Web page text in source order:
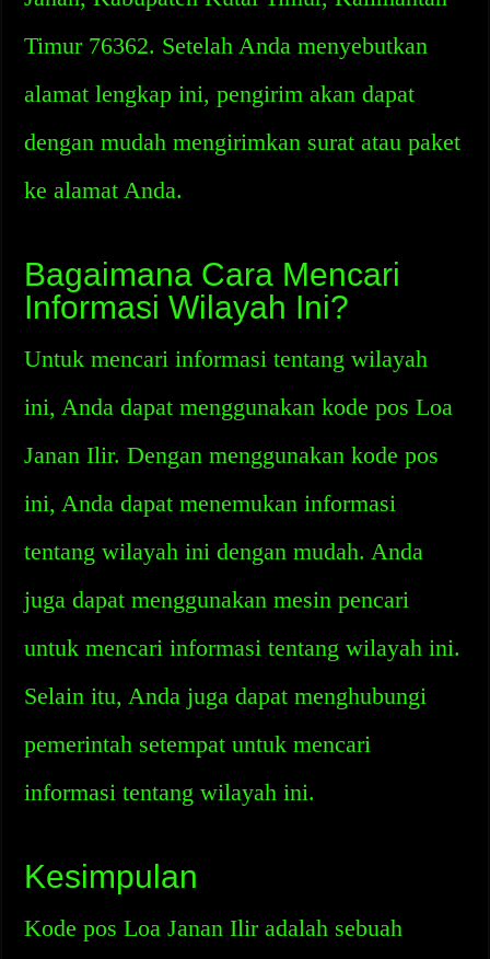
Timur 76362. Setelah Anda menyebutkan
alamat lengkap ini, pengirim akan dapat
dengan mudah mengirimkan surat atau paket
ke alamat Anda.
Bagaimana Cara Mencari
Informasi Wilayah Ini?
Untuk mencari informasi tentang wilayah
ini, Anda dapat menggunakan kode pos Loa
Janan Ilir. Dengan menggunakan kode pos
ini, Anda dapat menemukan informasi
tentang wilayah ini dengan mudah. Anda
juga dapat menggunakan mesin pencari
untuk mencari informasi tentang wilayah ini.
Selain itu, Anda juga dapat menghubungi
pemerintah setempat untuk mencari
informasi tentang wilayah ini.
Kesimpulan
Kode pos Loa Janan Ilir adalah sebuah